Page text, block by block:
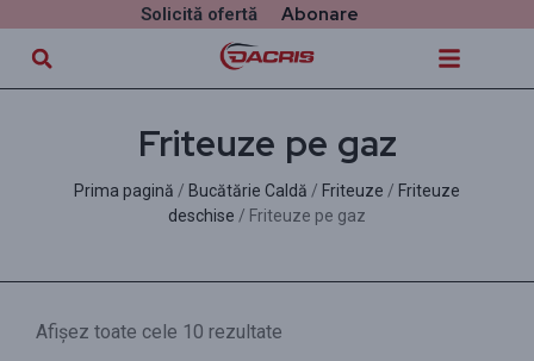
Solicită ofertă Abonare
Friteuze pe gaz
Prima pagină / Bucătărie Caldă / Friteuze / Friteuze
deschise / Friteuze pe gaz
Afișez toate cele 10 rezultate